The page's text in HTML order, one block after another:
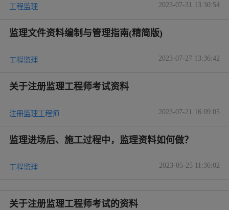
工程监理 2023-07-31 13:30:54
监理文件资料编制与管理指南(精简版)
工程监理 2023-07-27 13:36:42
关于注册监理工程师考试资料
注册监理工程师 2023-07-21 16:09:05
监理进场后、施工过程中，监理资料如何做？
工程监理 2023-05-25 11:36:02
关于注册监理工程师考试的资料